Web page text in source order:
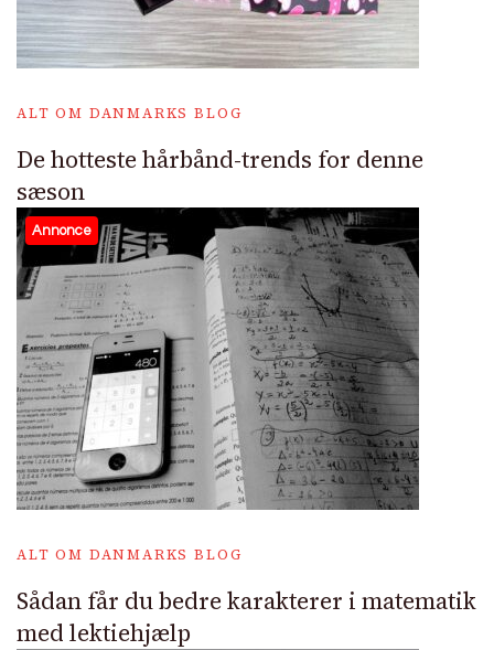
ALT OM DANMARKS BLOG
De hotteste hårbånd-trends for denne
sæson
Annonce
ALT OM DANMARKS BLOG
Sådan får du bedre karakterer i matematik
med lektiehjælp